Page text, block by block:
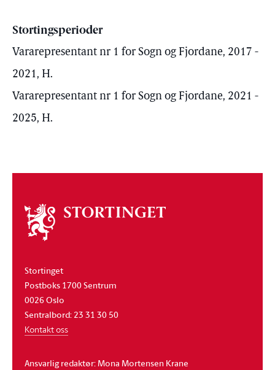
Stortingsperioder
Vararepresentant nr 1 for Sogn og Fjordane, 2017 -
2021, H.
Vararepresentant nr 1 for Sogn og Fjordane, 2021 -
2025, H.
Om
stortinget
Stortinget
Postboks 1700 Sentrum
0026 Oslo
Sentralbord: 23 31 30 50
Kontakt oss
Ansvarlig redaktør: Mona Mortensen Krane